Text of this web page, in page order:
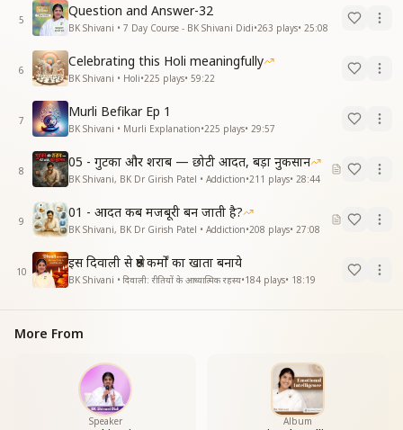
5
Question and Answer-32
BK Shivani • 7 Day Course - BK Shivani Didi•263 plays• 25:08
6
Celebrating this Holi meaningfully
BK Shivani • Holi•225 plays• 59:22
7
Murli Befikar Ep 1
BK Shivani • Murli Explanation•225 plays• 29:57
8
05 - गुटका और शराब — छोटी आदत, बड़ा नुकसान
BK Shivani, BK Dr Girish Patel • Addiction•211 plays• 28:44
9
01 - आदत कब मजबूरी बन जाती है?
BK Shivani, BK Dr Girish Patel • Addiction•208 plays• 27:08
10
इस दिवाली से श्रेष्ठ कर्मों का खाता बनाये
BK Shivani • दिवाली: रीतियों के आध्यात्मिक रहस्य•184 plays• 18:19
More From
Speaker Album